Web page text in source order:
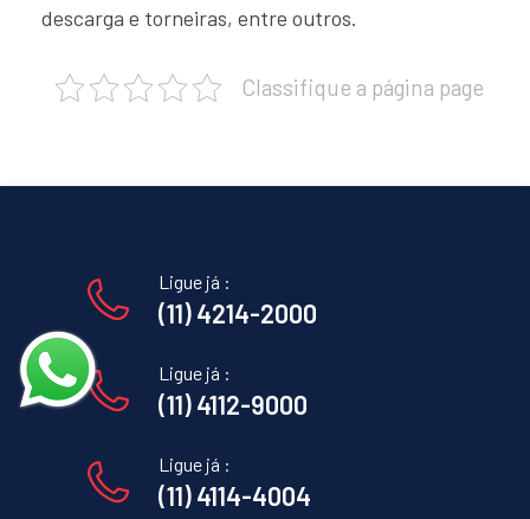
descarga e torneiras, entre outros.
Classifique a página page
Ligue já :
(11) 4214-2000
Ligue já :
(11) 4112-9000
Ligue já :
(11) 4114-4004